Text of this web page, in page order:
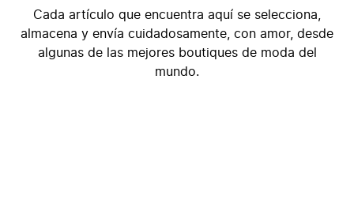
Cada artículo que encuentra aquí se selecciona,
almacena y envía cuidadosamente, con amor, desde
algunas de las mejores boutiques de moda del
mundo.